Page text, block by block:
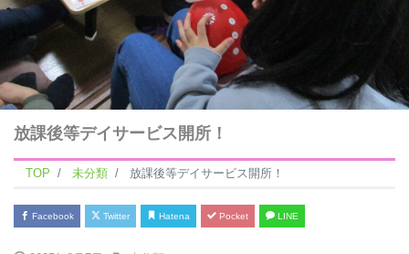
放課後等デイサービス開所！
TOP 未分類 放課後等デイサービス開所！
Facebook Twitter Hatena Pocket LINE